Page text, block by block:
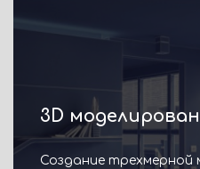
3D
Создание трехмерной